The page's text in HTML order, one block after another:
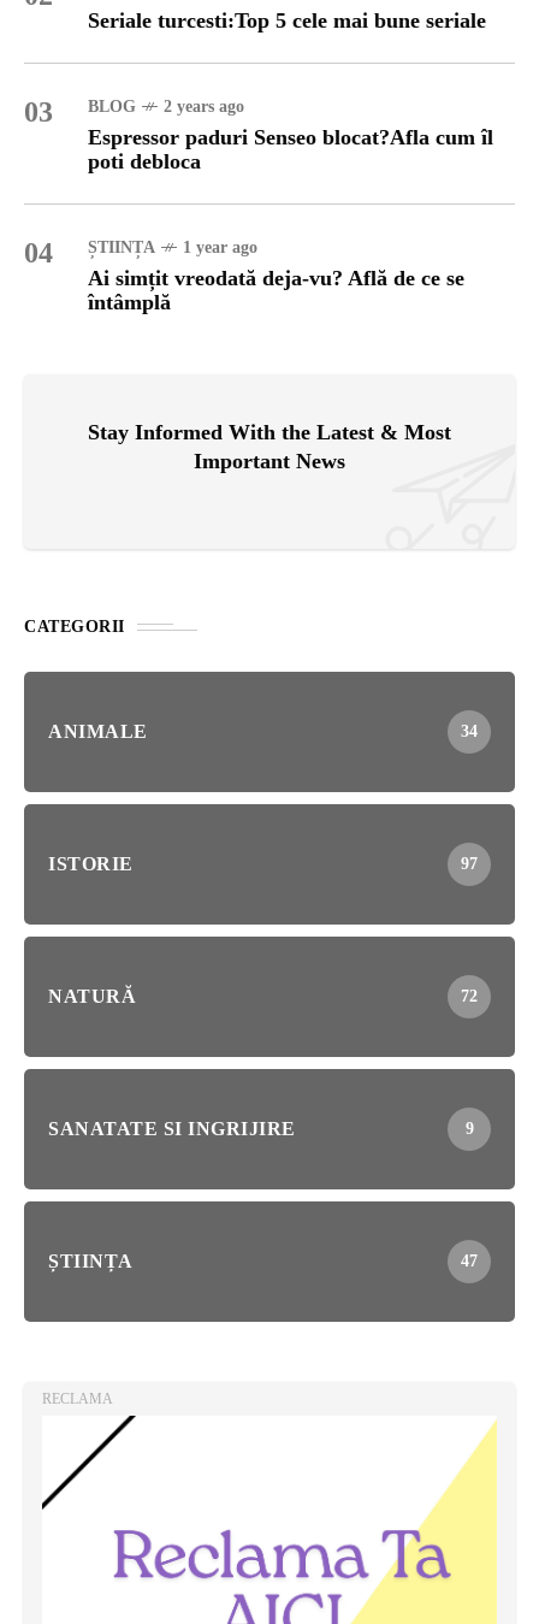
Seriale turcesti:Top 5 cele mai bune seriale
03 BLOG 2 years ago
Espressor paduri Senseo blocat?Afla cum îl
poti debloca
04 ȘTIINȚA 1 year ago
Ai simțit vreodată deja-vu? Află de ce se
întâmplă
Stay Informed With the Latest & Most
Important News
CATEGORII
ANIMALE 34
ISTORIE 97
NATURĂ 72
SANATATE SI INGRIJIRE 9
ȘTIINȚA 47
RECLAMA